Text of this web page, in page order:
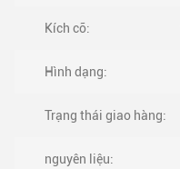
Kích cỡ:
Hình dạng:
Trạng thái giao hàng:
nguyên liệu: